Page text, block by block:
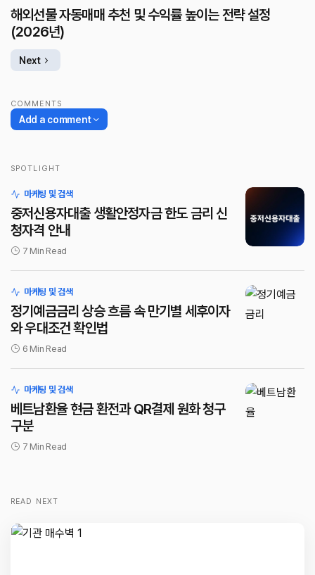
해외선물 자동매매 추천 및 수익률 높이는 전략 설정
(2026년)
Next
COMMENTS
Add a comment
SPOTLIGHT
마케팅 및 검색
중저신용자대출 생활안정자금 한도 금리 신
청자격 안내
7 Min Read
마케팅 및 검색
정기예금금리 상승 흐름 속 만기별 세후이자
와 우대조건 확인법
6 Min Read
마케팅 및 검색
베트남환율 현금 환전과 QR결제 원화 청구
구분
7 Min Read
READ NEXT